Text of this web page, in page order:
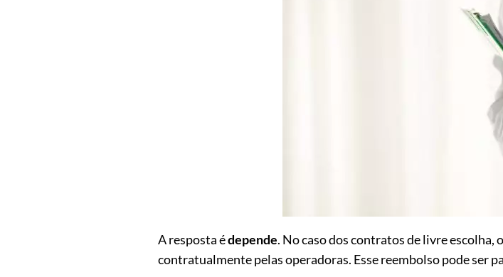
A resposta édepende. No caso dos contratos de livre
contratualmente pelas operadoras. Esse reembolso pode ser